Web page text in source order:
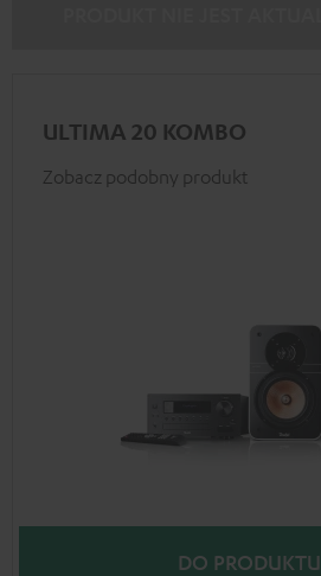
ULTIMA 20 KOMBO
Zobacz podobny produkt
DO PRODUKTU